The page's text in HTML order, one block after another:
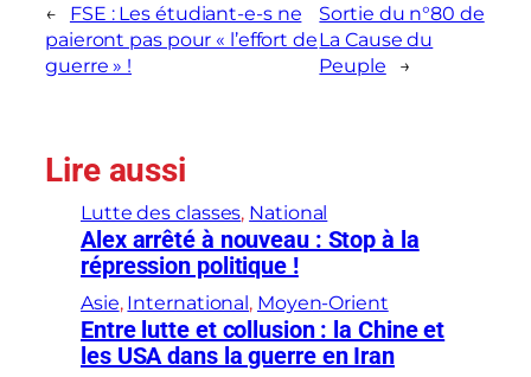
←
FSE : Les étudiant-e-s ne
paieront pas pour « l’effort de
guerre » !
Sortie du n°80 de
La Cause du
Peuple
→
Lire aussi
Lutte des classes, National
Alex arrêté à nouveau : Stop à la
répression politique !
Asie, International , Moyen-Orient
Entre lutte et collusion : la Chine et
les USA dans la guerre en Iran